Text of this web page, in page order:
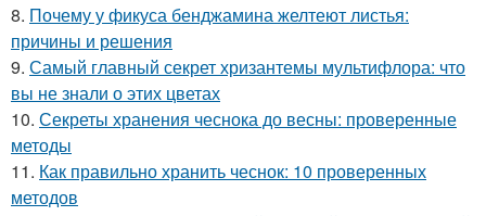
8. Почему у фикуса бенджамина желтеют листья:
причины и решения
9. Самый главный секрет хризантемы мультифлора: что
вы не знали о этих цветах
10. Секреты хранения чеснока до весны: проверенные
методы
11. Как правильно хранить чеснок: 10 проверенных
методов